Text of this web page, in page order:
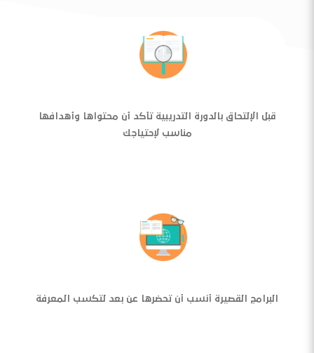
قبل الإلتحاق بالدورة التدريبية تأكد أن محتواها وأهدافها
مناسب لإحتياجك
البرامج القصيرة أنسب أن تحضرها عن بعد لتكسب المعرفة